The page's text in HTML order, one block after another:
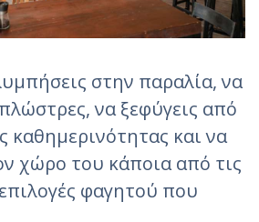
στην παραλία, να
να ξεφύγεις από
καθημερινότητας και να
χώρο του κάποια από τις
φαγητού που